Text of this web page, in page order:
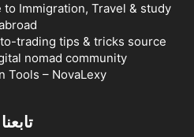
to Immigration, Travel & study
trading tips & tricks source
nomad community
Tools – NovaLexy
تابعنا